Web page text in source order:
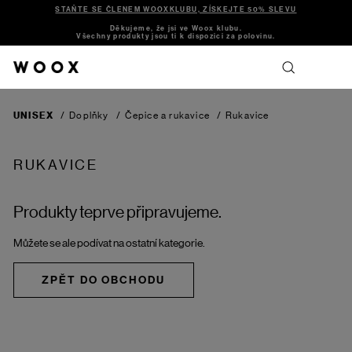
STAŇTE SE ČLENEM WOOXKLUBU, ZÍSKEJTE 50% SLEVU
Děkujeme, že jsi ve Woox klubu.
Všechny produkty jsou ti k dispozici za polovinu.
UNISEX / Doplňky / Čepice a rukavice / Rukavice
RUKAVICE
Produkty teprve připravujeme.
Můžete se ale podívat na ostatní kategorie.
ZPĚT DO OBCHODU